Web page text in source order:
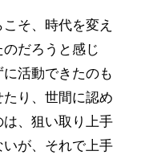
そ、時代を変え
だろうと感じ
活動できたのも
り、世間に認め
、狙い取り上手
が、それで上手